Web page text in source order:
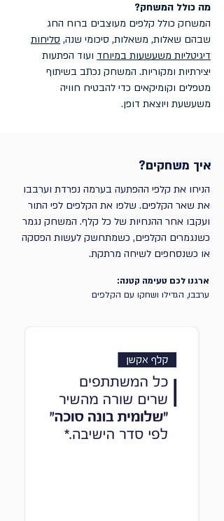
מה כולל המשחק?
המשחק כולל קלפים מעוצבים ברוח החג
שבהם שאלות, משאלות, סיכומי שנה, סליחות
דיגיטליות משעשעות במיוחד ועוד הפתעות
יצירתיות ומקוריות. המשחק נכתב בשיתוף
מטפלים וקומיקאים כדי להבטיח חוויה
משעשעת ויוצאת דופן.
איך משחקים?
הניחו את קלפי ההפתעה בערמה נפרדת וערבבו
את שאר הקלפים. שלפו את הקלפים לפי התור
ועקבו אחר ההנחיות של כל קלף. המשחק נגמר
כשנגמרים הקלפים, כשמתחשק לעשות הפסקה
או כשנסחפים לשיחה מרתקת.
ארגנו לכם טעימה קטנה:
ערבבו, הגדילו ושחקו עם הקלפים